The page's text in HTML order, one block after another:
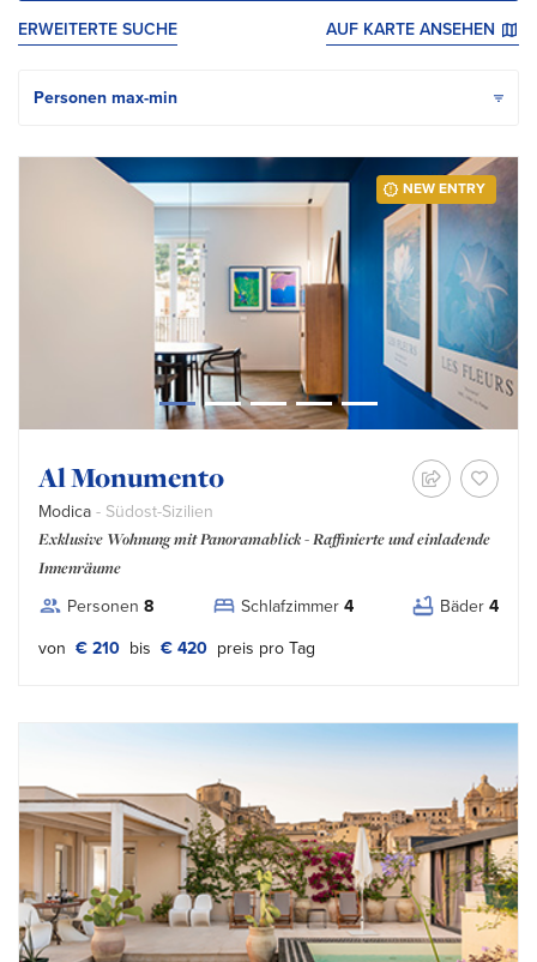
ERWEITERTE SUCHE AUF KARTE ANSEHEN
NEW ENTRY
Al Monumento
Modica - Südost-Sizilien
Exklusive Wohnung mit Panoramablick - Raffinierte und einladende
Innenräume
Personen 8 Schlafzimmer 4 Bäder 4
von € 210 bis € 420 preis pro Tag